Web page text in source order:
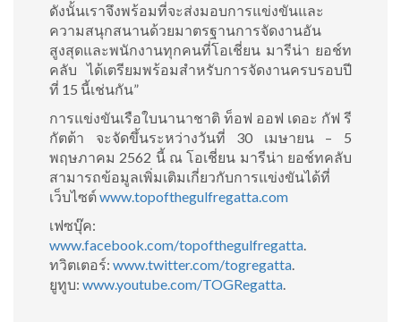
ดังนั้นเราจึงพร้อมที่จะส่งมอบการแข่งขันและ
ความสนุกสนานด้วยมาตรฐานการจัดงานอัน
สูงสุดและพนักงานทุกคนที่โอเชี่ยน มารีน่า ยอช์ท
คลับ ได้เตรียมพร้อมสำหรับการจัดงานครบรอบปี
ที่ 15 นี้เช่นกัน”
การแข่งขันเรือใบนานาชาติ ท็อฟ ออฟ เดอะ กัฟ รี
กัตต้า จะจัดขึ้นระหว่างวันที่ 30 เมษายน – 5
พฤษภาคม 2562 นี้ ณ โอเชี่ยน มารีน่า ยอช์ทคลับ
สามารถข้อมูลเพิ่มเติมเกี่ยวกับการแข่งขันได้ที่
เว็บไซต์www.topofthegulfregatta.com
เฟซบุ๊ค:
www.facebook.com/topofthegulfregatta
ทวิตเตอร์: www.twitter.com/togregatta
ยูทูบ: www.youtube.com/TOGRegatta